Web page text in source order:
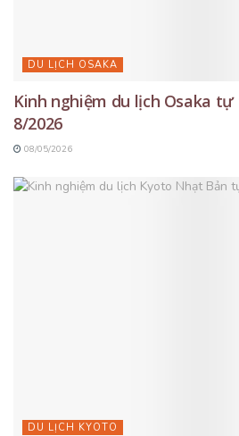
DU LỊCH OSAKA
Kinh nghiệm du lịch Osaka
8/2026
08/05/2026
DU LỊCH KYOTO